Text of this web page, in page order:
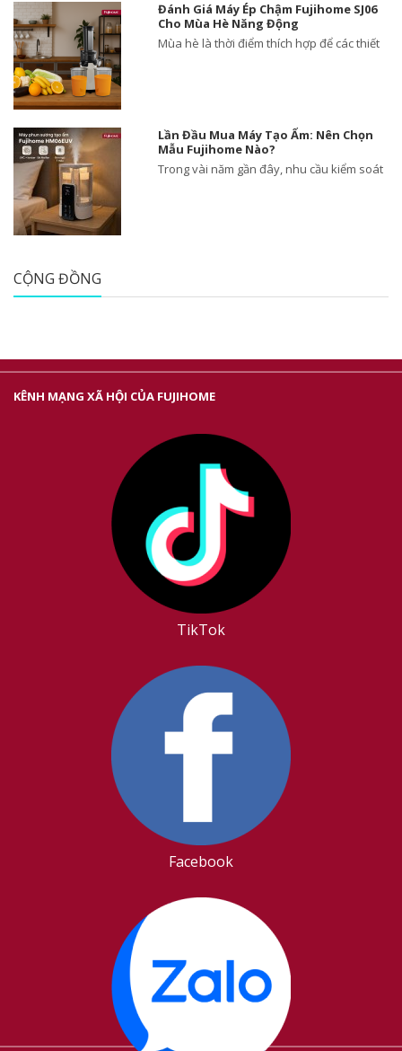
Đánh Giá Máy Ép Chậm Fujihome SJ06
Cho Mùa Hè Năng Động
Mùa hè là thời điểm thích hợp để các thiết
Lần Đầu Mua Máy Tạo Ẩm: Nên Chọn
Mẫu Fujihome Nào?
Trong vài năm gần đây, nhu cầu kiểm soát
CỘNG ĐỒNG
KÊNH MẠNG XÃ HỘI CỦA FUJIHOME
TikTok
Facebook